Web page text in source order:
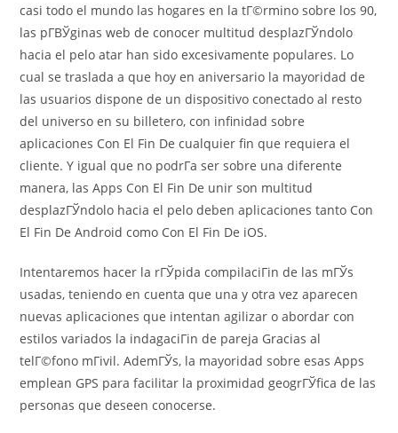
casi todo el mundo las hogares en la tГ©rmino sobre los 90,
las pГ­ВЎginas web de conocer multitud desplazГЎndolo
hacia el pelo atar han sido excesivamente populares. Lo
cual se traslada a que hoy en aniversario la mayoridad de
las usuarios dispone de un dispositivo conectado al resto
del universo en su billetero, con infinidad sobre
aplicaciones Con El Fin De cualquier fin que requiera el
cliente. Y igual que no podrГ­a ser sobre una diferente
manera, las Apps Con El Fin De unir son multitud
desplazГЎndolo hacia el pelo deben aplicaciones tanto Con
El Fin De Android como Con El Fin De iOS.
Intentaremos hacer la rГЎpida compilaciГіn de las mГЎs
usadas, teniendo en cuenta que una y otra vez aparecen
nuevas aplicaciones que intentan agilizar o abordar con
estilos variados la indagaciГіn de pareja Gracias al
telГ©fono mГіvil. AdemГЎs, la mayoridad sobre esas Apps
emplean GPS para facilitar la proximidad geogrГЎfica de las
personas que deseen conocerse.